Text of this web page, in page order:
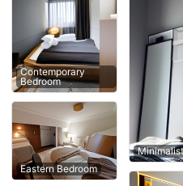
Contemporary
Bedroom
Eastern Bedroom